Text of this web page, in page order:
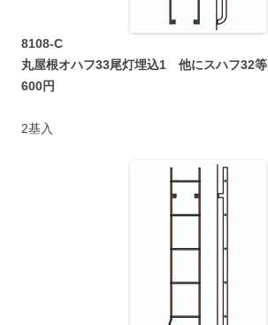
8108-C
丸屋根オハフ33尾灯埋込1 他にスハフ32等
600円
2基入